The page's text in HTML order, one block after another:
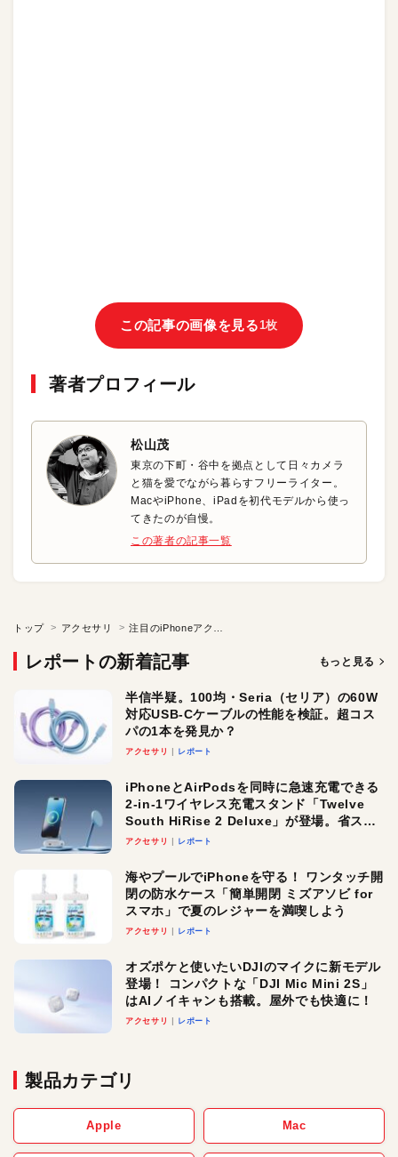
この記事の画像を見る 1枚
著者プロフィール
松山茂
東京の下町・谷中を拠点として日々カメラ
と猫を愛でながら暮らすフリーライター。
MacやiPhone、iPadを初代モデルから使っ
てきたのが自慢。
この著者の記事一覧
トップ アクセサリ
レポートの新着記事 もっと見る
半信半疑。100均・Seria（セリア）の60W
対応USB-Cケーブルの性能を検証。超コス
パの1本を発見か？
アクセサリ レポート
iPhoneとAirPodsを同時に急速充電できる
2-in-1ワイヤレス充電スタンド「Twelve
South HiRise 2 Deluxe」が登場。省スペ
ースでおしゃれに充電したい人にオスス
アクセサリ レポート
海やプールでiPhoneを守る！ ワンタッチ開
閉の防水ケース「簡単開閉 ミズアソビ for
スマホ」で夏のレジャーを満喫しよう
アクセサリ レポート
オズポケと使いたいDJIのマイクに新モデル
登場！ コンパクトな「DJI Mic Mini 2S」
はAIノイキャンも搭載。屋外でも快適に！
アクセサリ レポート
製品カテゴリ
Apple Mac